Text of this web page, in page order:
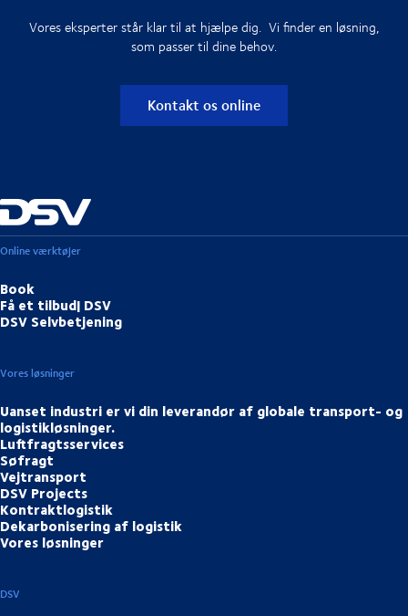
Vores eksperter står klar til at hjælpe dig. Vi finder en løsning,
som passer til dine behov.
Kontakt os online
Online værktøjer
Book
Få et tilbud| DSV
DSV Selvbetjening
Vores løsninger
Uanset industri er vi din leverandør af globale transport- og
logistikløsninger.
Luftfragtsservices
Søfragt
Vejtransport
DSV Projects
Kontraktlogistik
Dekarbonisering af logistik
Vores løsninger
DSV